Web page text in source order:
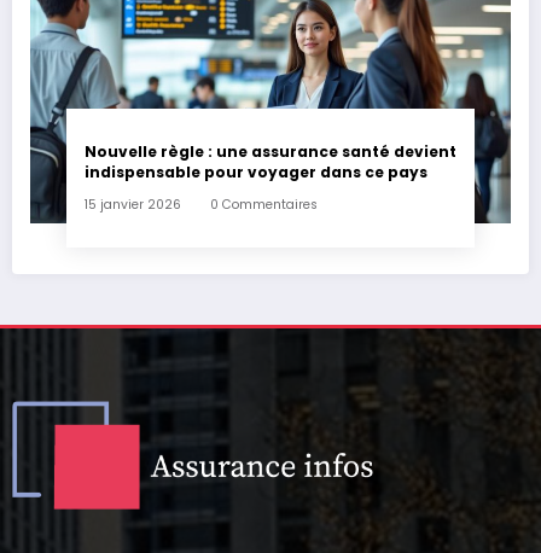
Nouvelle règle : une assurance santé devient
indispensable pour voyager dans ce pays
15 janvier 2026 0 Commentaires